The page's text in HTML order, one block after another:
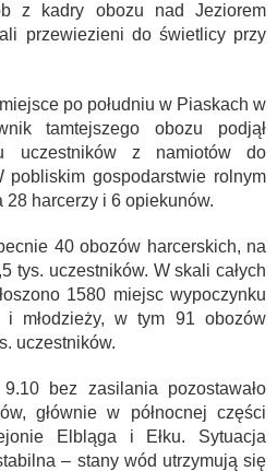
z kadry obozu nad Jeziorem
przewiezieni do świetlicy przy
po południu w Piaskach w
tamtejszego obozu podjął
uczestników z namiotów do
pobliskim gospodarstwie rolnym
harcerzy i 6 opiekunów.
40 obozów harcerskich, na
tys. uczestników. W skali całych
1580 miejsc wypoczynku
młodzieży, w tym 91 obozów
uczestników.
bez zasilania pozostawało
głównie w północnej części
Elbląga i Ełku. Sytuacja
– stany wód utrzymują się